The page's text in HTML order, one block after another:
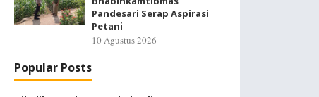
Pandesari Serap Aspirasi
Petani
10 Agustus 2026
Popular Posts